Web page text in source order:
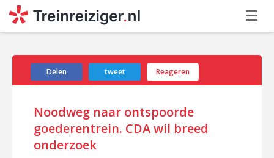
Delen tweet Reageren
Noodweg naar ontspoorde
goederentrein. CDA wil breed
onderzoek